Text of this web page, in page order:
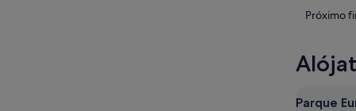
Torrejón
para
noche,
precios
de
Ardoz
para
en
de
Próximo
Parque